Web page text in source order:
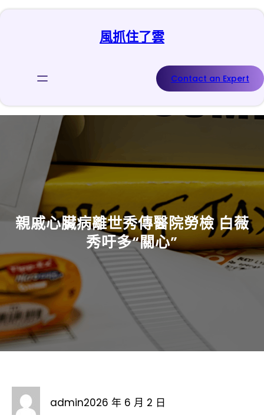
跳
風抓住了雲
Contact an Expert
親戚心臟病離世秀傳醫院勞檢 白薇
秀吁多“關心”
admin2026 年 6 月 2 日